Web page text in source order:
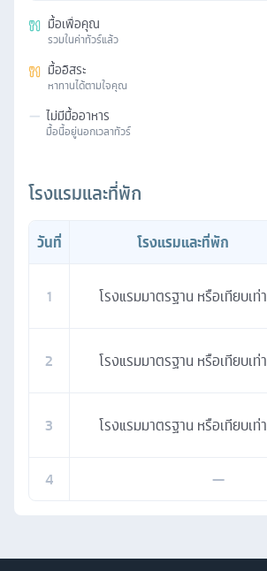
มื้อเพื่อคุณ
รวมในค่าทัวร์แล้ว
มื้ออิสระ
หาทานได้ตามใจคุณ
— ไม่มีมื้ออาหาร
มื้อนี้อยู่นอกเวลาทัวร์
โรงแรมและที่พัก
วันที่ โรงแรมและที่พัก
1 โรงแรมมาตรฐาน หรือเทียบเท่า
2 โรงแรมมาตรฐาน หรือเทียบเท่า
3 โรงแรมมาตรฐาน หรือเทียบเท่า
4 —